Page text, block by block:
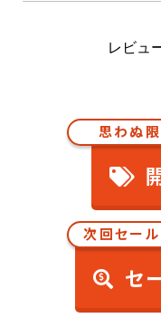
レビュ
思わぬ
次回セール
セ